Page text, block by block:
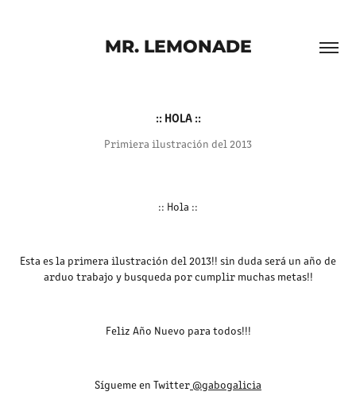
MR. LEMONADE
:: HOLA ::
Primiera ilustración del 2013
:: Hola ::
Esta es la primera ilustración del 2013!! sin duda será un año de
arduo trabajo y busqueda por cumplir muchas metas!!
Feliz Año Nuevo para todos!!!
Sígueme en Twitter@gabogalicia